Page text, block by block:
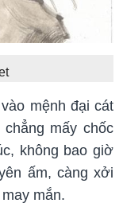
mệnh đại cát
mấy chốc
không bao giờ
ấm, càng xởi
mắn.